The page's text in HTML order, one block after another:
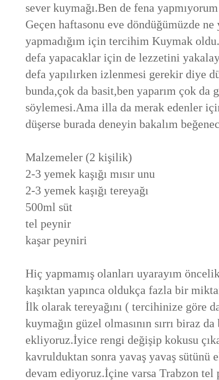
sever kuymağı.Ben de fena
Geçen haftasonu eve döndüğümüzde
yapmadığım için tercihim Kuymak
defa yapacaklar için de lezzetini
defa yapılırken izlenmesi gerekir diye
bunda,çok da basit,ben yaparım çok
söylemesi.Ama illa da merak edenler
düşerse burada deneyin bakalım
Malzemeler (2 kişilik)
2-3 yemek kaşığı mısır unu
2-3 yemek kaşığı tereyağı
500ml süt
tel peynir
kaşar peyniri
Hiç yapmamış olanları uyarayım
kaşıktan yapınca oldukça fazla bir
İlk olarak tereyağını ( tercihinize göre
kuymağın güzel olmasının sırrı biraz
ekliyoruz.İyice rengi değişip kokusu
kavrulduktan sonra yavaş yavaş sütünü
devam ediyoruz.İçine varsa Trabzon